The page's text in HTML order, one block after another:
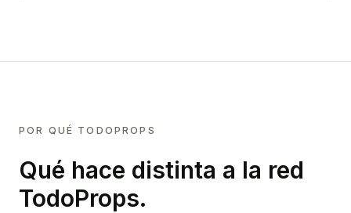
POR QUÉ TODOPROPS
Qué hace distinta a la red
TodoProps.